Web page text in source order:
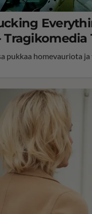
pukkaa homevauriota